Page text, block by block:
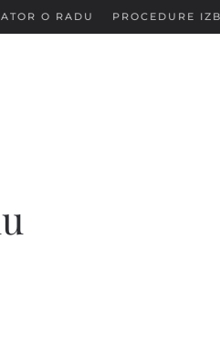
O RADU PROCEDURE